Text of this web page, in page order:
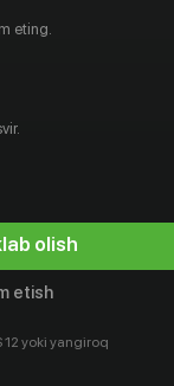
eting.
olish
etish
12 yoki yangiroq